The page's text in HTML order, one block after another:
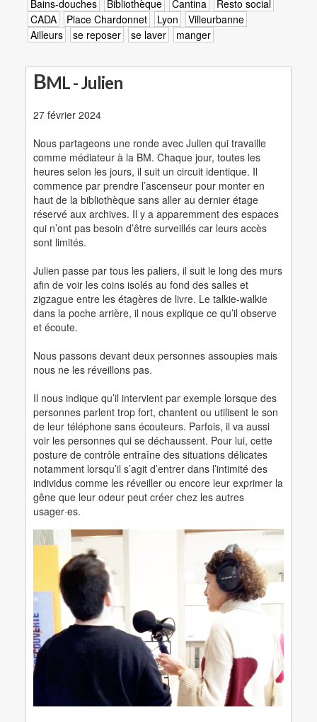
Bains-douches Bibliothèque Cantina
Resto social
CADA
Place Chardonnet Lyon
Villeurbanne
Ailleurs
se reposer se laver manger
BML - Julien
27 février 2024
Nous partageons une ronde avec Julien qui travaille
comme médiateur à la BM. Chaque jour, toutes les
heures selon les jours, il suit un circuit identique. Il
commence par prendre l’ascenseur pour monter en
haut de la bibliothèque sans aller au dernier étage
réservé aux archives. Il y a apparemment des espaces
qui n’ont pas besoin d’être surveillés car leurs accès
sont limités.
Julien passe par tous les paliers, il suit le long des murs
afin de voir les coins isolés au fond des salles et
zigzague entre les étagères de livre. Le talkie-walkie
dans la poche arrière, il nous explique ce qu’il observe
et écoute.
Nous passons devant deux personnes assoupies mais
nous ne les réveillons pas.
Il nous indique qu’il intervient par exemple lorsque des
personnes parlent trop fort, chantent ou utilisent le son
de leur téléphone sans écouteurs. Parfois, il va aussi
voir les personnes qui se déchaussent. Pour lui, cette
posture de contrôle entraîne des situations délicates
notamment lorsqu’il s’agit d’entrer dans l’intimité des
individus comme les réveiller ou encore leur exprimer la
gêne que leur odeur peut créer chez les autres
usager·es.